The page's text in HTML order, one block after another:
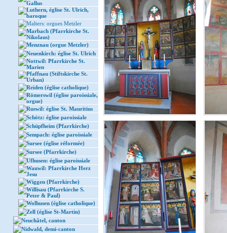
Gallus
Luthern, église St. Ulrich,
baroque
Malters: orgues Metzler
Marbach (Pfarrkirche St.
Nikolaus)
Menznau (orgue Metzler)
Neuenkirch: église St. Ulrich
Nottwil: Pfarrkirche St.
Marien
Pfaffnau (Stiftskirche St.
Urban)
Reiden (église catholique)
Römerswil (église paroissiale,
orgue)
Ruswil: église St. Mauritius
Schötz: église paroissiale
Schüpfheim (Pfarrkirche)
Sempach: église paroissiale
Sursee (église réformée)
Sursee (Pfarrkirche)
Ufhusen: église paroissiale
Wauwil: Pfarrkirche Herz
Jesu
Wiggen (Pfarrkirche)
Willisau (Pfarrkirche S.
Peter & Paul)
Wolhusen (église catholique)
Zell (église St-Martin)
Neuchâtel, canton
Nidwald, demi-canton